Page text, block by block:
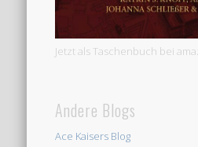
Jetzt als Taschenbuch bei
Andere Blogs
Ace Kaisers Blog